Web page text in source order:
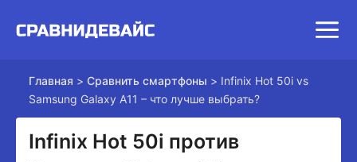
Главная > Сравнить смартфоны > Infinix Hot 50i vs
Samsung Galaxy A11 – что лучше выбрать?
Infinix Hot 50i против